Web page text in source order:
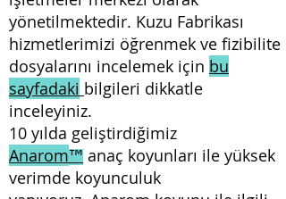
yönetilmektedir. Kuzu Fabrikası
hizmetlerimizi öğrenmek ve fizibilite
dosyalarını incelemek için bu
sayfadaki bilgileri dikkatle
inceleyiniz.
10 yılda geliştirdiğimiz
Anarom ™ anaç koyunları ile yüksek
verimde koyunculuk